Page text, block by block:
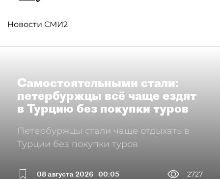
Новости СМИ2
Самостоятельными стали:
петербуржцы всё чаще ездят
в Турцию без покупки туров
Петербуржцы стали чаще отдыхать в
Турции без покупки туров
08 августа 2026 00:05
2727